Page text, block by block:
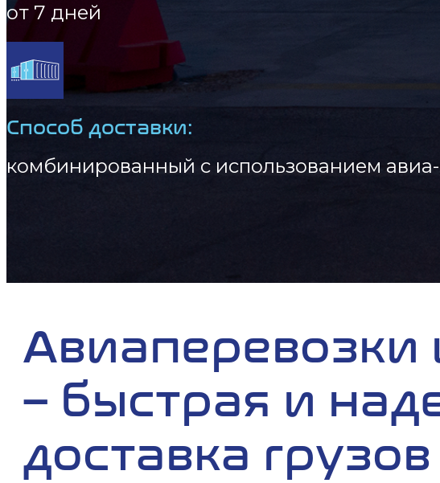
от 7 дней
Способ доставки:
комбинированный с использованием
– быстрая и
доставка грузов